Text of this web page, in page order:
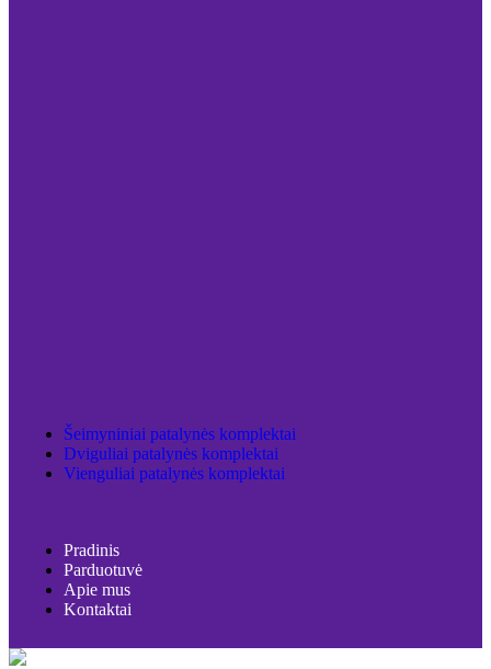
Šeimyniniai patalynės komplektai
Dviguliai patalynės komplektai
Vienguliai patalynės komplektai
Pradinis
Parduotuvė
Apie mus
Kontaktai